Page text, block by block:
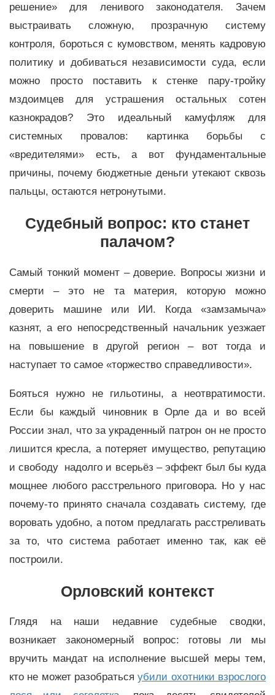
решение» для ленивого законодателя. Зачем
выстраивать сложную, прозрачную систему
контроля, бороться с кумовством, менять кадровую
политику и добиваться независимости суда, если
можно просто поставить к стенке пару-тройку
мздоимцев для устрашения остальных сотен
казнокрадов? Это идеальный камуфляж для
системных провалов: картинка борьбы с
«вредителями» есть, а вот фундаментальные
причины, почему бюджетные деньги утекают сквозь
пальцы, остаются нетронутыми.
Судебный вопрос: кто станет
палачом?
Самый тонкий момент – доверие. Вопросы жизни и
смерти – это не та материя, которую можно
доверить машине или ИИ. Когда «замзамыча»
казнят, а его непосредственный начальник уезжает
на повышение в другой регион – вот тогда и
наступает то самое «торжество справедливости».
Бояться нужно не гильотины, а неотвратимости.
Если бы каждый чиновник в Орле да и во всей
России знал, что за украденный патрон он не просто
лишится кресла, а потеряет имущество, репутацию
и свободу надолго и всерьёз – эффект был бы куда
мощнее любого расстрельного приговора. Но у нас
почему-то принято сначала создавать систему, где
воровать удобно, а потом предлагать расстреливать
за то, что система работает именно так, как её
построили.
Орловский контекст
Глядя на наши недавние судебные сводки,
возникает закономерный вопрос: готовы ли мы
вручить мандат на исполнение высшей меры тем,
кто не может разобратьсяубили охотники взрослого